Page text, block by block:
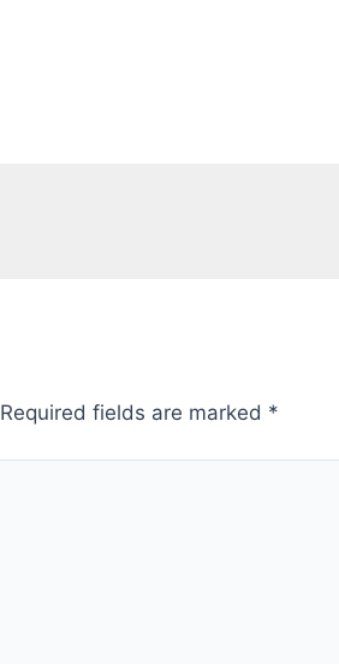
Required fields are marked *